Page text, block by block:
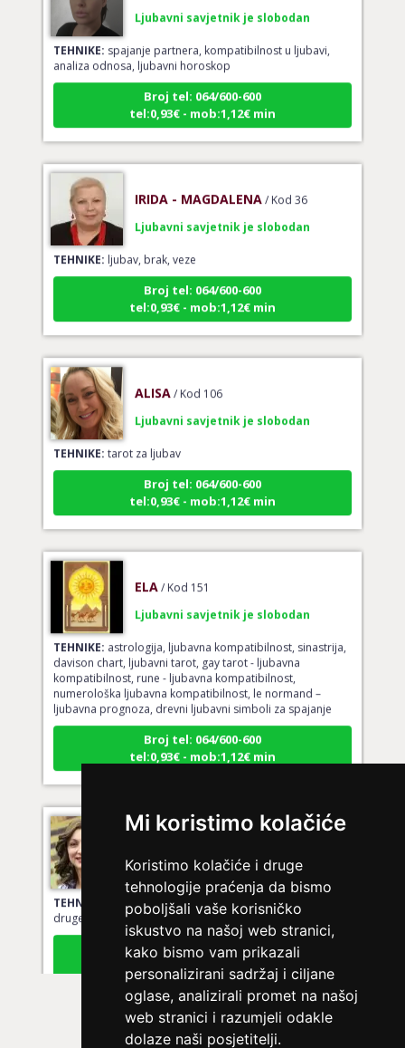
Mi koristimo kolačiće
Koristimo kolačiće i druge
tehnologije praćenja da bismo
poboljšali vaše korisničko
iskustvo na našoj web stranici,
kako bismo vam prikazali
personalizirani sadržaj i ciljane
oglase, analizirali promet na našoj
web stranici i razumjeli odakle
dolaze naši posjetitelji.
Ljubavni savjetnik je slobodan
TEHNIKE:spajanje partnera, kompatibilnost u ljubavi,
analiza odnosa, ljubavni horoskop
Broj tel: 064/600-600
tel:0,93€ - mob:1,12€ min
/ Kod 36
Ljubavni savjetnik je slobodan
TEHNIKE:ljubav, brak, veze
Broj tel: 064/600-600
tel:0,93€ - mob:1,12€ min
/ Kod 106
Ljubavni savjetnik je slobodan
TEHNIKE:tarot za ljubav
Broj tel: 064/600-600
tel:0,93€ - mob:1,12€ min
/ Kod 151
Ljubavni savjetnik je slobodan
TEHNIKE:astrologija, ljubavna kompatibilnost, sinastrija,
davison chart, ljubavni tarot, gay tarot - ljubavna
kompatibilnost, rune - ljubavna kompatibilnost,
numerološka ljubavna kompatibilnost, le normand –
ljubavna prognoza, drevni ljubavni simboli za spajanje
Broj tel: 064/600-600
tel:0,93€ - mob:1,12€ min
VESNA BURCSA/ Kod 55
Ljubavni savjetnik je slobodan
TEHNIKE:
ljubav, brak, kompatibilnost partnera, planovi
druge osobe, veza
Broj tel: 064/600-600
tel:0,93€ - mob:1,12€ min
AMELIE BESSONG/ Kod 99